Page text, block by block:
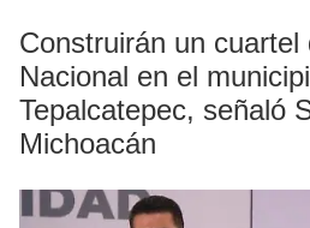
Construirán un cuartel
Nacional en el
Tepalcatepec, señaló
Michoacán